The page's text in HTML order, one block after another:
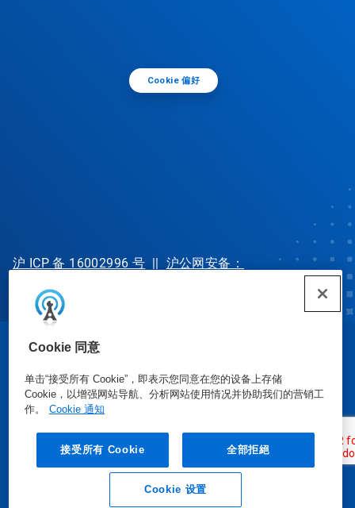
Cookie 同意
单击“接受所有 Cookie”，即表示您同意在您的设备上存储
Cookie，以增强网站导航、分析网站使用情况并协助我们的营销工
作。
Cookie 通知
接受所有 Cookie 全部拒絕
Cookie 设置
Cookie 偏好
沪 ICP 备 16002996 号
沪公网安备：
31010702002902 号
业务垂询 联系我们
安全数据表 | 隐私政策 | 使用条款